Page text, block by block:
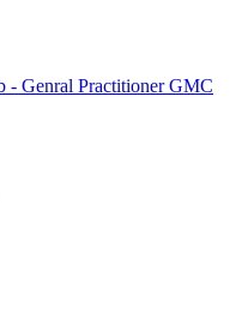
- Genral Practitioner GMC